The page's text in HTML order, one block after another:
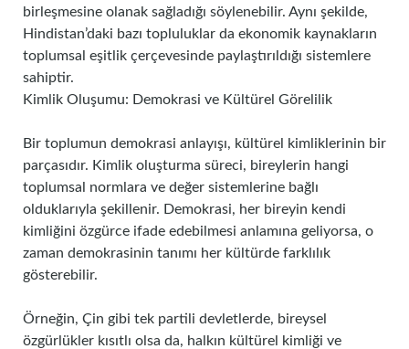
birleşmesine olanak sağladığı söylenebilir. Aynı şekilde,
Hindistan’daki bazı topluluklar da ekonomik kaynakların
toplumsal eşitlik çerçevesinde paylaştırıldığı sistemlere
sahiptir.
Kimlik Oluşumu: Demokrasi ve Kültürel Görelilik
Bir toplumun demokrasi anlayışı, kültürel kimliklerinin bir
parçasıdır. Kimlik oluşturma süreci, bireylerin hangi
toplumsal normlara ve değer sistemlerine bağlı
olduklarıyla şekillenir. Demokrasi, her bireyin kendi
kimliğini özgürce ifade edebilmesi anlamına geliyorsa, o
zaman demokrasinin tanımı her kültürde farklılık
gösterebilir.
Örneğin, Çin gibi tek partili devletlerde, bireysel
özgürlükler kısıtlı olsa da, halkın kültürel kimliği ve